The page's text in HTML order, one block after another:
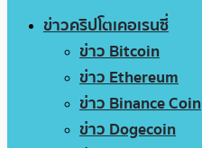
ข่าวคริปโตเคอเรนซี่
ข่าว Bitcoin
ข่าว Ethereum
ข่าว Binance Coin
ข่าว Dogecoin